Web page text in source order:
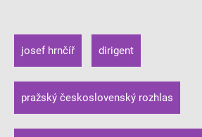
josef hrnčíř dirigent
pražský československý rozhlas